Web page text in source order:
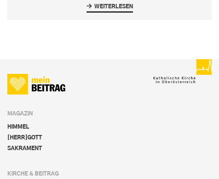
WEITERLESEN
MAGAZIN
HIMMEL
[HERR]GOTT
SAKRAMENT
KIRCHE & BEITRAG